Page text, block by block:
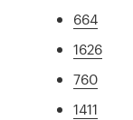
664
1626
760
1411